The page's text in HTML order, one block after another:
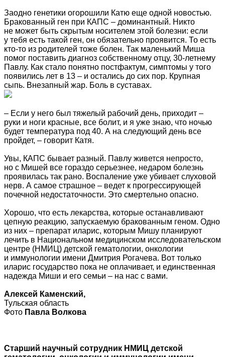
Заодно генетики огорошили Катю еще одной новостью.
Бракованный ген при КАПС – доминантный. Никто
не может быть скрытым носителем этой болезни: если
у тебя есть такой ген, он обязательно проявится. То есть
кто-то из родителей тоже болен. Так маленький Миша
помог поставить диагноз собственному отцу, 30‑летнему
Павлу. Как стало понятно постфактум, симптомы у того
появились лет в 13 – и остались до сих пор. Крупная
сыпь. Внезапный жар. Боль в суставах.
– Если у него был тяжелый рабочий день, приходит –
руки и ноги красные, все болит, и я уже знаю, что ночью
будет температура под 40. А на следующий день все
пройдет, – говорит Катя.
Увы, КАПС бывает разный. Павлу живется непросто,
но с Мишей все гораздо серьезнее, недаром болезнь
проявилась так рано. Воспаление уже убивает слуховой
нерв. А самое страшное – ведет к прогрессирующей
почечной недостаточности. Это смертельно опасно.
Хорошо, что есть лекарства, которые останавливают
цепную реакцию, запускаемую бракованным геном. Одно
из них – препарат иларис, которым Мишу планируют
лечить в Национальном медицинском исследовательском
центре (НМИЦ) детской гематологии, онкологии
и иммунологии имени Дмитрия Рогачева. Вот только
иларис государство пока не оплачивает, и единственная
надежда Миши и его семьи – на нас с вами.
Алексей Каменский,
Тульская область
Фото Павла Волкова
Старший научный сотрудник НМИЦ детской